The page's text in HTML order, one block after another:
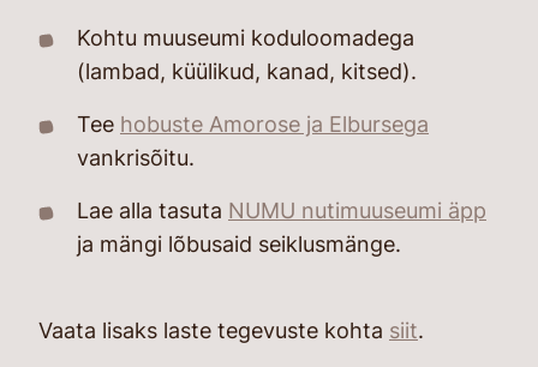
Kohtu muuseumi koduloomadega
(lambad, küülikud, kanad, kitsed).
Tee hobuste Amorose ja Elbursega
vankrisõitu.
Lae alla tasuta NUMU nutimuuseumi äpp
ja mängi lõbusaid seiklusmänge.
Vaata lisaks laste tegevuste kohta siit.